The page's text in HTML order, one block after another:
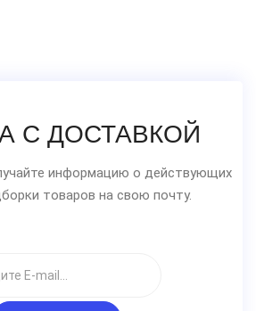
С ДОСТАВКОЙ
информацию о действующих
товаров на свою почту.